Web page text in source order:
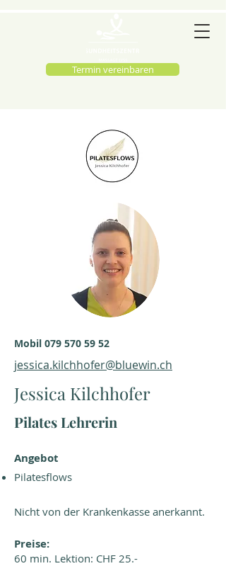
Termin vereinbaren
Mobil 079 570 59 52
jessica.kilchhofer@bluewin.ch
Jessica Kilchhofer
Pilates Lehrerin
Angebot
Pilatesflows
Nicht von der Krankenkasse anerkannt.
Preise:
60 min. Lektion: CHF 25.-